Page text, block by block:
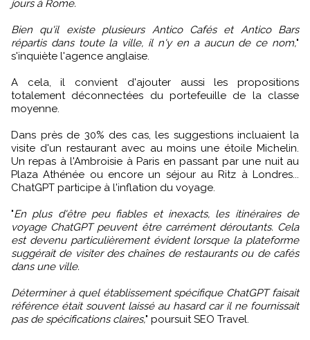
jours à Rome.
Bien qu'il existe plusieurs Antico Cafés et Antico Bars
répartis dans toute la ville, il n'y en a aucun de ce nom,"
s'inquiète l'agence anglaise.
A cela, il convient d'ajouter aussi les propositions
totalement déconnectées du portefeuille de la classe
moyenne.
Dans près de 30% des cas, les suggestions incluaient la
visite d'un restaurant avec au moins une étoile Michelin.
Un repas à l'Ambroisie à Paris en passant par une nuit au
Plaza Athénée ou encore un séjour au Ritz à Londres...
ChatGPT participe à l'inflation du voyage.
"En plus d'être peu fiables et inexacts, les itinéraires de
voyage ChatGPT peuvent être carrément déroutants. Cela
est devenu particulièrement évident lorsque la plateforme
suggérait de visiter des chaînes de restaurants ou de cafés
dans une ville.
Déterminer à quel établissement spécifique ChatGPT faisait
référence était souvent laissé au hasard car il ne fournissait
pas de spécifications claires," poursuit SEO Travel.